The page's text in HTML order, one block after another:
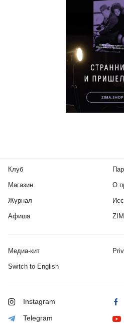
Клуб
Магазин
Журнал
Афиша
О
Медиа-кит
Switch to English
Instagram
Telegram